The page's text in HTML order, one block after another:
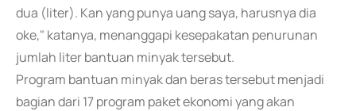
dua (liter). Kan yang punya uang saya, harusnya dia
oke," katanya, menanggapi kesepakatan penurunan
jumlah liter bantuan minyak tersebut.
Program bantuan minyak dan beras tersebut menjadi
bagian dari 17 program paket ekonomi yang akan